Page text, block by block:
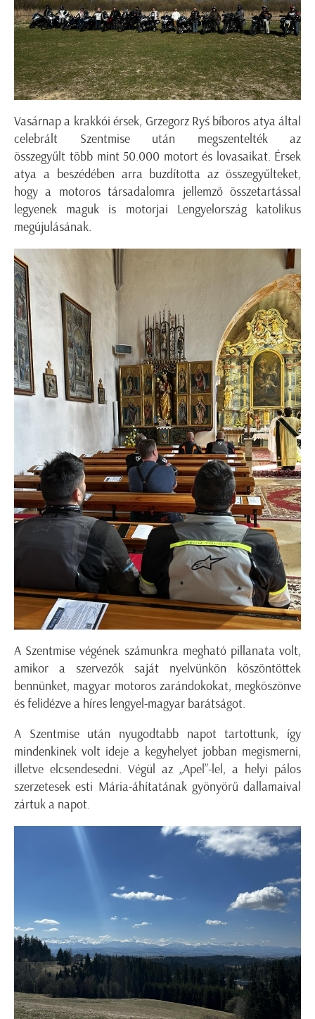
Vasárnap a krakkói érsek, Grzegorz Ryś bíboros atya által
celebrált Szentmise után megszentelték az
összegyűlt több mint 50.000 motort és lovasaikat. Érsek
atya a beszédében arra buzdította az összegyűlteket,
hogy a motoros társadalomra jellemző összetartással
legyenek maguk is motorjai Lengyelország katolikus
megújulásának.
A Szentmise végének számunkra megható pillanata volt,
amikor a szervezők saját nyelvünkön köszöntöttek
bennünket, magyar motoros zarándokokat, megköszönve
és felidézve a híres lengyel-magyar barátságot.
A Szentmise után nyugodtabb napot tartottunk, így
mindenkinek volt ideje a kegyhelyet jobban megismerni,
illetve elcsendesedni. Végül az „Apel”-lel, a helyi pálos
szerzetesek esti Mária-áhítatának gyönyörű dallamaival
zártuk a napot.